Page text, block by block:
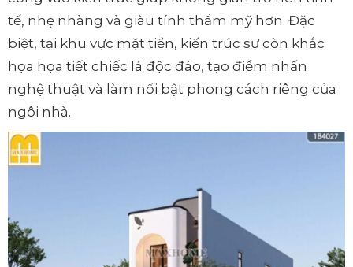
tế, nhẹ nhàng và giàu tính thẩm mỹ hơn. Đặc
biệt, tại khu vực mặt tiền, kiến trúc sư còn khắc
họa họa tiết chiếc lá độc đáo, tạo điểm nhấn
nghệ thuật và làm nổi bật phong cách riêng của
ngôi nhà.